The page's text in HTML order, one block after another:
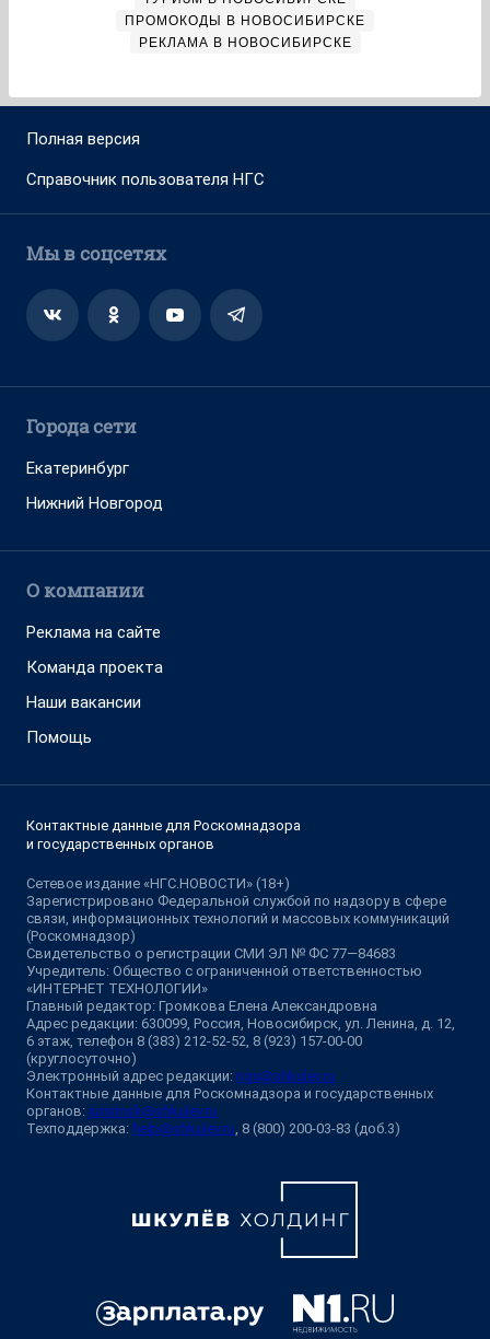
ПРОМОКОДЫ В НОВОСИБИРСКЕ
РЕКЛАМА В НОВОСИБИРСКЕ
Полная версия
Справочник пользователя НГС
Мы в соцсетях
Города сети
Екатеринбург
Нижний Новгород
О компании
Реклама на сайте
Команда проекта
Наши вакансии
Помощь
Контактные данные для Роскомнадзора
и государственных органов
Сетевое издание «НГС.НОВОСТИ» (18+)
Зарегистрировано Федеральной службой по надзору в сфере
связи, информационных технологий и массовых коммуникаций
(Роскомнадзор)
Свидетельство о регистрации СМИ ЭЛ № ФС 77—84683
Учредитель: Общество с ограниченной ответственностью
«ИНТЕРНЕТ ТЕХНОЛОГИИ»
Главный редактор: Громкова Елена Александровна
Адрес редакции: 630099, Россия, Новосибирск, ул. Ленина, д. 12,
6 этаж, телефон 8 (383) 212-52-52, 8 (923) 157-00-00
(круглосуточно)
Электронный адрес редакции: ngs@shkulev.ru
Контактные данные для Роскомнадзора и государственных
органов: juristnsk@shkulev.ru
Техподдержка: help@shkulev.ru, 8 (800) 200-03-83 (доб.3)